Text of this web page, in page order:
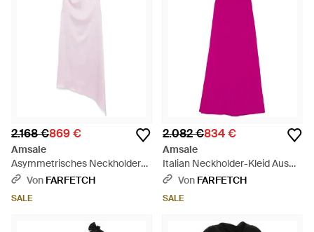
2.168 €869 €
Amsale
Asymmetrisches Neckholder-
Kleid - Pink
Von FARFETCH
SALE
2.082 €834 €
Amsale
Italian Neckholder-Kleid Aus
Krepp - Pink
Von FARFETCH
SALE